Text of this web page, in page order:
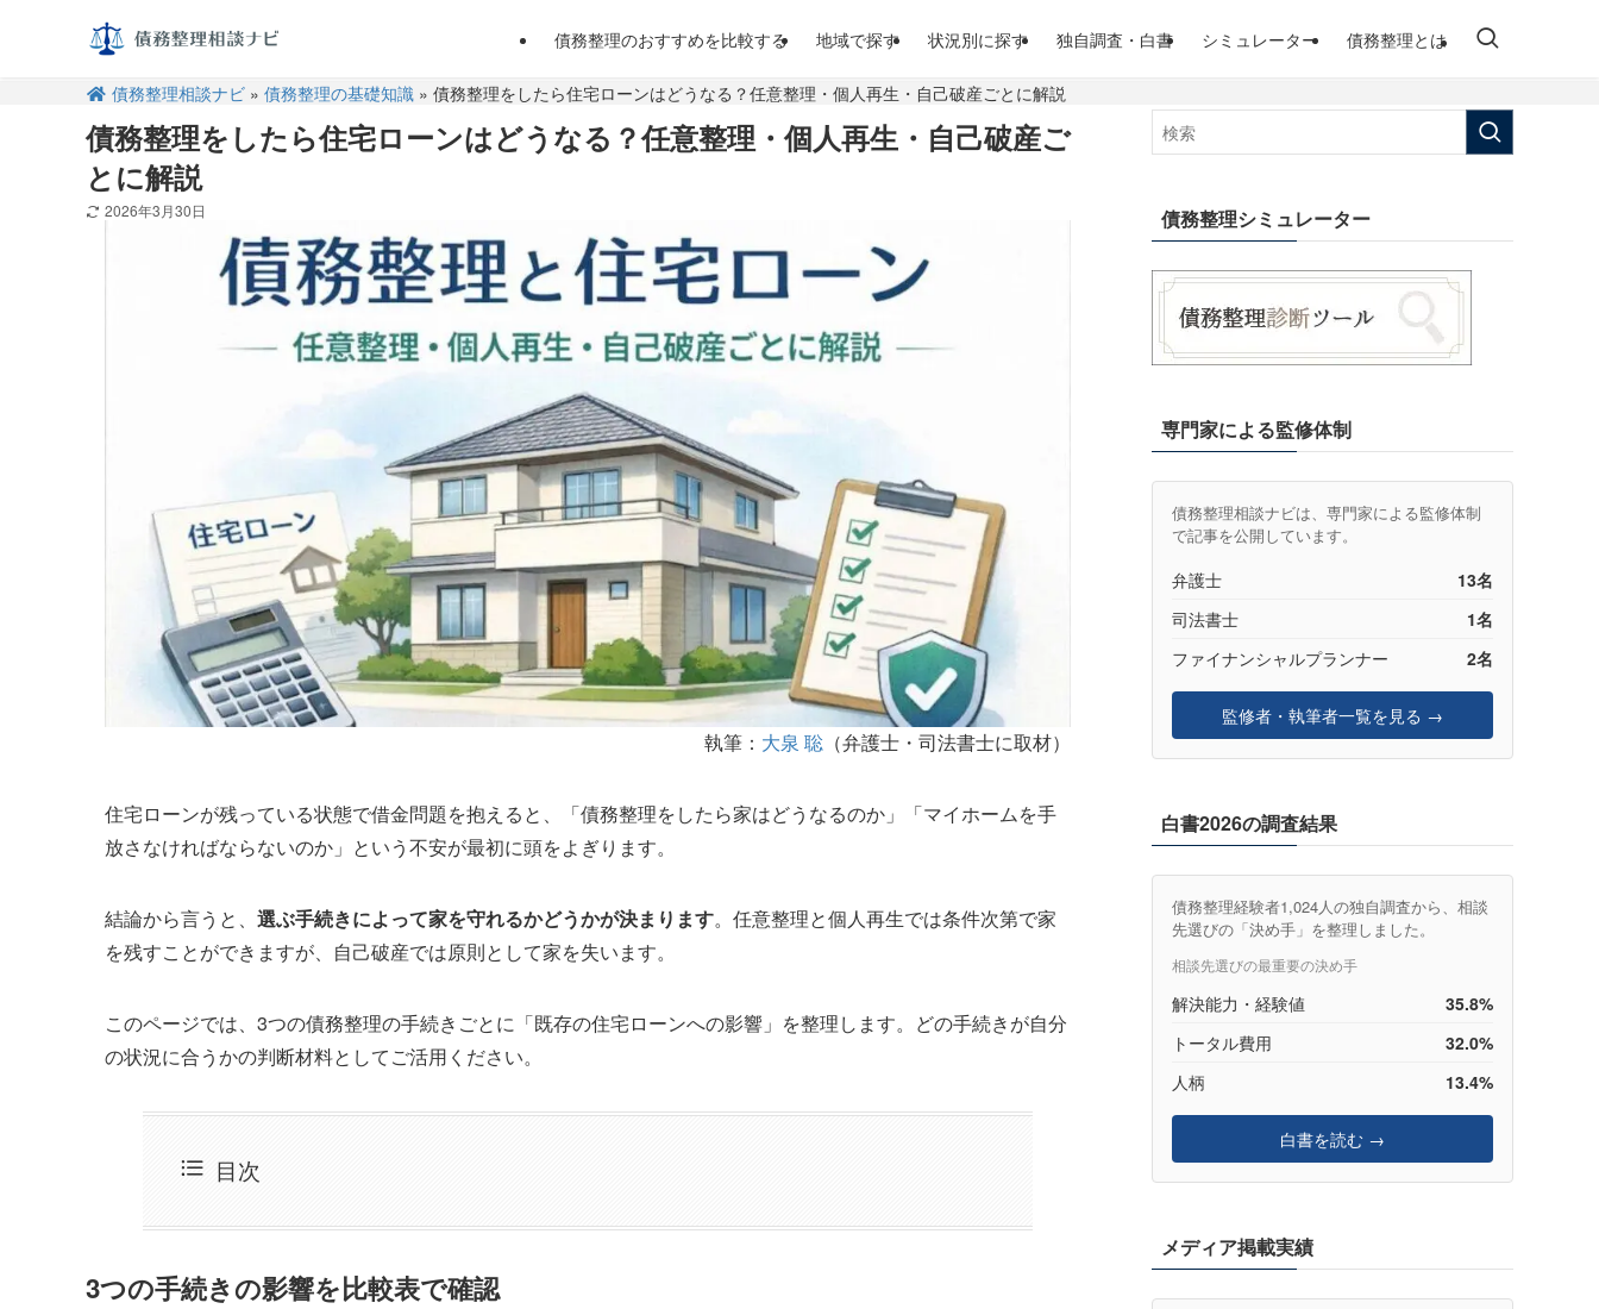
債務整理のおすすめを比較する 地域で探す 状況別に探す 独自調査・白書 シミュレーター 債務整理とは
債務整理相談ナビ» 債務整理の基礎知識» 債務整理をしたら住宅ローンはどうなる？任意整理・個人再生・自己破産ごとに解説
債務整理をしたら住宅ローンはどうなる？任意整理・個人再生・自己破産ご
とに解説
2026年3月30日
執筆： 大泉 聡 （弁護士・司法書士に取材）
住宅ローンが残っている状態で借金問題を抱えると、「債務整理をしたら家はどうなるのか」「マイホームを手
放さなければならないのか」という不安が最初に頭をよぎります。
結論から言うと、 選ぶ手続きによって家を守れるかどうかが決まります。任意整理と個人再生では条件次第で家
を残すことができますが、自己破産では原則として家を失います。
このページでは、3つの債務整理の手続きごとに「既存の住宅ローンへの影響」を整理します。どの手続きが自分
の状況に合うかの判断材料としてご活用ください。
目次
3つの手続きの影響を比較表で確認
債務整理シミュレーター
専門家による監修体制
債務整理相談ナビは、専門家による監修体制
で記事を公開しています。
弁護士
13名
司法書士
1名
ファイナンシャルプランナー
2名
監修者・執筆者一覧を見る →
白書2026の調査結果
債務整理経験者1,024人の独自調査から、相談
先選びの「決め手」を整理しました。
相談先選びの最重要の決め手
解決能力・経験値
35.8%
トータル費用
32.0%
人柄
13.4%
白書を読む →
メディア掲載実績